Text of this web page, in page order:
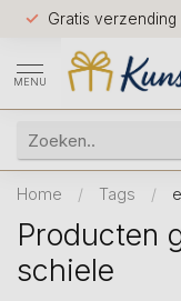
Gratis
MENU
Home / Tags /
Producten
schiele